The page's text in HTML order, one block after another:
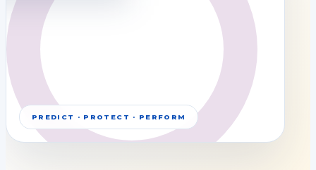
PREDICT · PROTECT · PERFORM